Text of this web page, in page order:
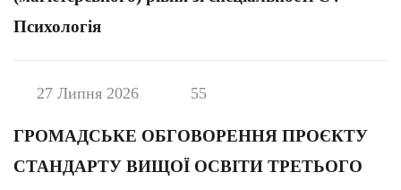
Психологія
27 Липня 2026 55
ГРОМАДСЬКЕ ОБГОВОРЕННЯ ПРОЄКТУ
СТАНДАРТУ ВИЩОЇ ОСВІТИ ТРЕТЬОГО